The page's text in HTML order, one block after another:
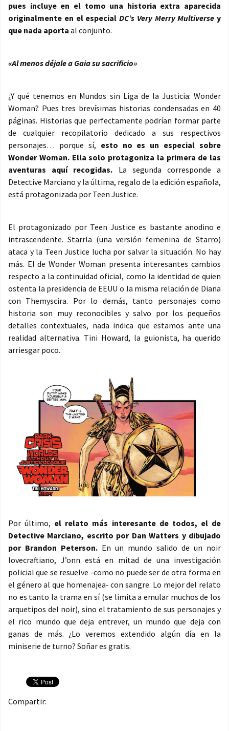
pues incluye en el tomo una historia extra aparecida
originalmente en el especial DC’s Very Merry Multiverse y
que nada aporta al conjunto.
«Al menos déjale a Gaia su sacrificio»
¿Y qué tenemos en Mundos sin Liga de la Justicia: Wonder
Woman? Pues tres brevísimas historias condensadas en 40
páginas. Historias que perfectamente podrían formar parte
de cualquier recopilatorio dedicado a sus respectivos
personajes… porque sí, esto no es un especial sobre
Wonder Woman. Ella solo protagoniza la primera de las
aventuras aquí recogidas. La segunda corresponde a
Detective Marciano y la última, regalo de la edición española,
está protagonizada por Teen Justice.
El protagonizado por Teen Justice es bastante anodino e
intrascendente. Starrla (una versión femenina de Starro)
ataca y la Teen Justice lucha por salvar la situación. No hay
más. El de Wonder Woman presenta interesantes cambios
respecto a la continuidad oficial, como la identidad de quien
ostenta la presidencia de EEUU o la misma relación de Diana
con Themyscira. Por lo demás, tanto personajes como
historia son muy reconocibles y salvo por los pequeños
detalles contextuales, nada indica que estamos ante una
realidad alternativa. Tini Howard, la guionista, ha querido
arriesgar poco.
Por último, el relato más interesante de todos, el de
Detective Marciano, escrito por Dan Watters y dibujado
por Brandon Peterson. En un mundo salido de un noir
lovecraftiano, J’onn está en mitad de una investigación
policial que se resuelve -como no puede ser de otra forma en
el género al que homenajea- con sangre. Lo mejor del relato
no es tanto la trama en sí (se limita a emular muchos de los
arquetipos del noir), sino el tratamiento de sus personajes y
el rico mundo que deja entrever, un mundo que deja con
ganas de más. ¿Lo veremos extendido algún día en la
miniserie de turno? Soñar es gratis.
Compartir: